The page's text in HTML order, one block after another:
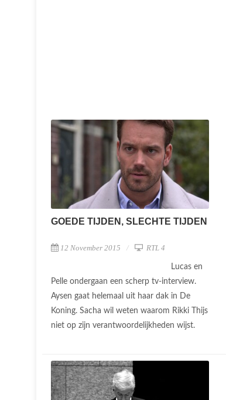
GOEDE TIJDEN, SLECHTE TIJDEN
12 November 2015 RTL 4
Lucas en
Pelle ondergaan een scherp tv-interview.
Aysen gaat helemaal uit haar dak in De
Koning. Sacha wil weten waarom Rikki Thijs
niet op zijn verantwoordelijkheden wijst.